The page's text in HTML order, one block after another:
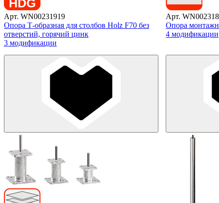
Арт. WN00231919
Опора Т-образная для столбов Holz F70 без
отверстий, горячий цинк
3 модификации
Арт.
Опора
4 модификации